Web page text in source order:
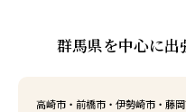
群馬県を中心に出
高崎市 ・ 前橋市 ・ 伊勢崎市 ・ 藤